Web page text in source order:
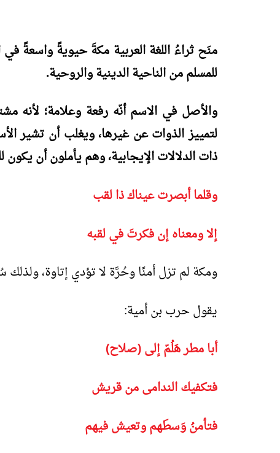
منَح ثراءُ اللغة العربية مكةَ حيويةً واسعةً في
للمسلم من الناحية الدينية والروحية.
والأصل في الاسم أنّه رفعة وعلامة؛ لأنه
لتمييز الذوات عن غيرها، ويغلب أن تشير
ذات الدلالات الإيجابية، وهم يأملون أن
وقلما أبصرت عيناك ذا لقب
إلا ومعناه إن فكرتَ في لقبه
ومكة لم تزل أمنًا وحُرَّة لا تؤدي إتاوة، ولذلك
يقول حرب بن أمية:
أبا مطر هَلُمّ إلى (صلاح)
فتكفيك الندامى من قريش
فتأمنُ وَسطَهم وتعيش فيهم